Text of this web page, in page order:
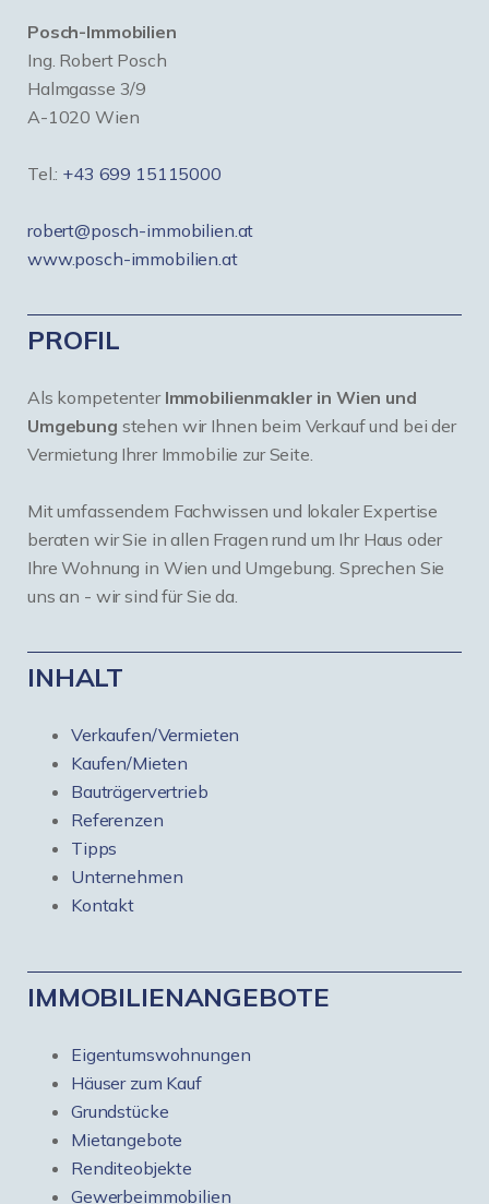
Posch-Immobilien
Ing. Robert Posch
Halmgasse 3/9
A-1020 Wien
Tel.: +43 699 15115000
robert@posch-immobilien.at
www.posch-immobilien.at
PROFIL
Als kompetenter Immobilienmakler in Wien und
Umgebung stehen wir Ihnen beim Verkauf und bei der
Vermietung Ihrer Immobilie zur Seite.
Mit umfassendem Fachwissen und lokaler Expertise
beraten wir Sie in allen Fragen rund um Ihr Haus oder
Ihre Wohnung in Wien und Umgebung. Sprechen Sie
uns an - wir sind für Sie da.
INHALT
Verkaufen/Vermieten
Kaufen/Mieten
Bauträgervertrieb
Referenzen
Tipps
Unternehmen
Kontakt
IMMOBILIENANGEBOTE
Eigentumswohnungen
Häuser zum Kauf
Grundstücke
Mietangebote
Renditeobjekte
Gewerbeimmobilien